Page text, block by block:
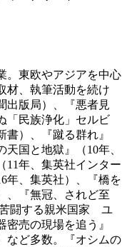
。東欧やアジアを中心
材、執筆活動を続け
出版局）、『悪者見
「民族浄化」セルビ
）、『蹴る群れ』
天国と地獄』（10年、
11年、集英社インター
年、集英社）、『橋を
、『無冠、されど至
闘する親米国家 ユ
売の現場を追う』
など多数。『オシムの